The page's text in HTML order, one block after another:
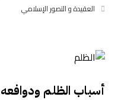
العقيدة و التصور الإسلامي
أسباب الظلم ودوافعه